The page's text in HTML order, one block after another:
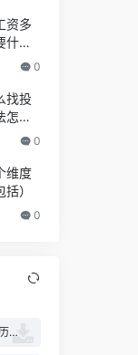
资多
什么
0
找投
怎么
0
维度
）
0
Chrome 历史记录和缓存清理